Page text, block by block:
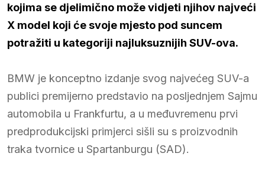
kojima se djelimično može vidjeti njihov najveći
X model koji će svoje mjesto pod suncem
potražiti u kategoriji najluksuznijih SUV-ova.
BMW je konceptno izdanje svog najvećeg SUV-a
publici premijerno predstavio na posljednjem Sajmu
automobila u Frankfurtu, a u međuvremenu prvi
predprodukcijski primjerci sišli su s proizvodnih
traka tvornice u Spartanburgu (SAD).